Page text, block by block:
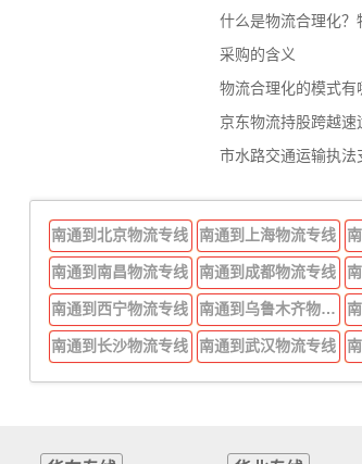
什么是物流合理化？
采购的含义
物流合理化的模式有
京东物流持股跨越
市水路交通运输执
南通到北京物流专线 南通到上海物流专线
南通到南昌物流专线 南通到成都物流专线
南通到西宁物流专线 南通到乌鲁木齐物流专线
南通到长沙物流专线 南通到武汉物流专线